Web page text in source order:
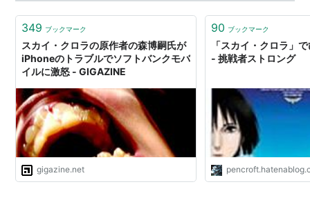
十分なの。本当に…
349 ブックマーク
スカイ・クロラの原作者の森博嗣氏が
iPhoneのトラブルでソフトバンクモバ
イルに激怒 - GIGAZINE
gigazine.net
90 ブックマーク
「スカイ・クロラ」
- 挑戦者ストロング